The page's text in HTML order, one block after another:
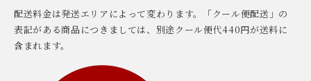
配送料金は発送エリアによって変わります。「クール便配送」の
表記がある商品につきましては、別途クール便代440円が送料に
含まれます。